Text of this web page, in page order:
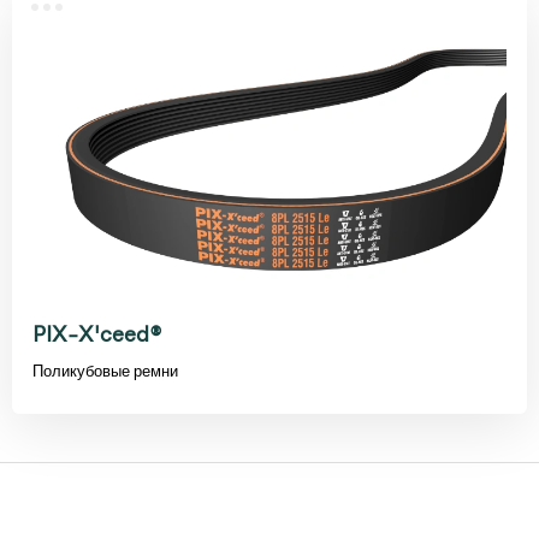
PIX-X'ceed®
Поликубовые ремни